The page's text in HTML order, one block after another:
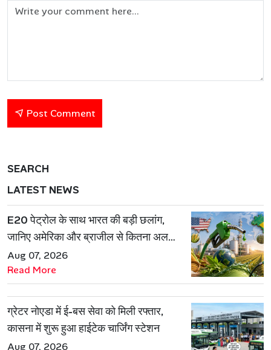
Post Comment
SEARCH
LATEST NEWS
E20 पेट्रोल के साथ भारत की बड़ी छलांग,
जानिए अमेरिका और ब्राजील से कितना अलग
है एथेनॉल मॉडल
Aug 07, 2026
Read More
ग्रेटर नोएडा में ई-बस सेवा को मिली रफ्तार,
कासना में शुरू हुआ हाईटेक चार्जिंग स्टेशन
Aug 07, 2026